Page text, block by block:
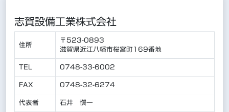
志賀設備工業株式会社
住所
〒523-0893
滋賀県近江八幡市桜宮町169番地
TEL 0748-33-6002
FAX 0748-32-6274
代表者 石井 愼一